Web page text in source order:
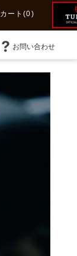
カート(0)
お問い合わせ